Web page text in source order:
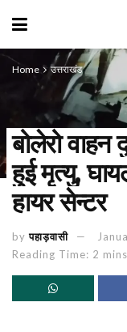
Home उत्तराखंड
बोलेरो वाहन
हुई मृत्यु,
हायर सेन्टर
by पहाड़वासी
Reading Time: 2